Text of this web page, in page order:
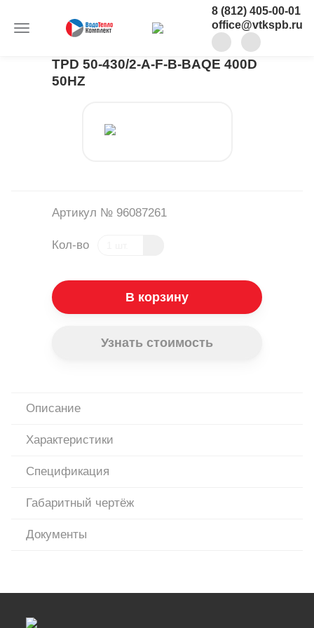
8 (812) 405-00-01
office@vtkspb.ru
TPD 50-430/2-A-F-B-BAQE 400D
50HZ
Артикул № 96087261
Кол-во
В корзину
Узнать стоимость
Описание
Характеристики
Спецификация
Габаритный чертёж
Документы